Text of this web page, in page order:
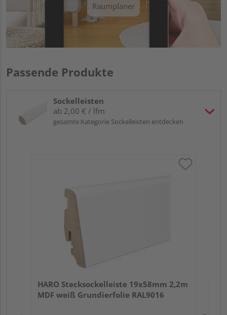
Raumplaner
Passende Produkte
Sockelleisten
ab 2,00 € / lfm
gesamte Kategorie Sockelleisten entdecken
HARO Stecksockelleiste 19x58mm 2,2m
MDF weiß Grundierfolie RAL9016